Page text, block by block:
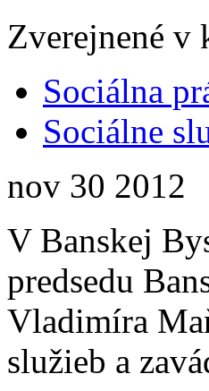
Zverejnené v
Sociálna
Sociálne
nov 30 2012
V Banskej
predsedu
Vladimíra
služieb a